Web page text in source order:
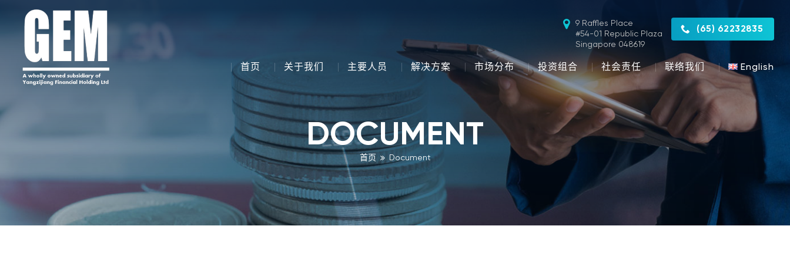
9 Raffles Place
#54-01 Republic Plaza
Singapore 048619
(65) 62232835
首页 关于我们 主要人员 解决方案 市场分布 投资组合 社会责任 联络我们 English
DOCUMENT
首页 Document